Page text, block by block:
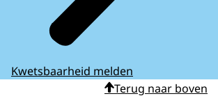
Kwetsbaarheid melden
Terug naar boven